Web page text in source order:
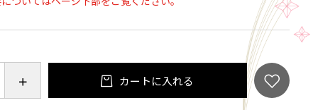
があり、疲れをためない毎日を！
分はシルク仕上げで肌あたりが良く心地いい
カートに入れる